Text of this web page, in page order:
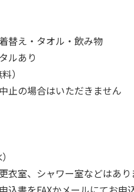
替え・タオル・飲み物
あり
）
場合はいただきません
衣室、シャワー室などはあり